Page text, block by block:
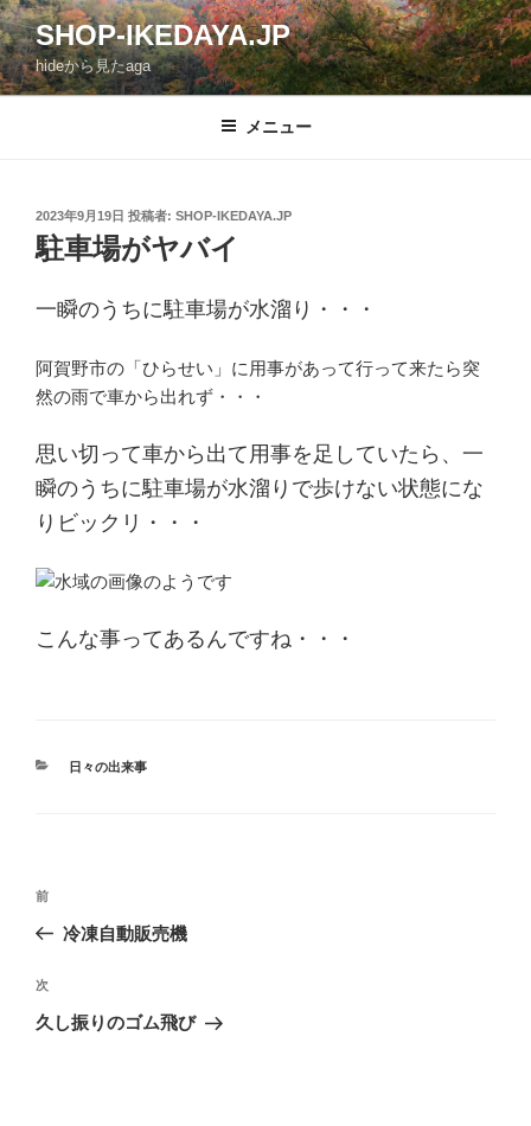
コ
ン
テ
ン
SHOP-IKEDAYA.JP
hideから見たaga
メニュー
投
稿
日:
2023年9月19日 投稿者: SHOP-IKEDAYA.JP
駐車場がヤバイ
一瞬のうちに駐車場が水溜り・・・
阿賀野市の「ひらせい」に用事があって行って来たら突
然の雨で車から出れず・・・
思い切って車から出て用事を足していたら、一
瞬のうちに駐車場が水溜りで歩けない状態にな
りビックリ・・・
こんな事ってあるんですね・・・
カ
日々の出来事
投
ビ
ゲ
過
去
投
稿
前
冷凍自動販売機
次
の
次
久し振りのゴム飛び